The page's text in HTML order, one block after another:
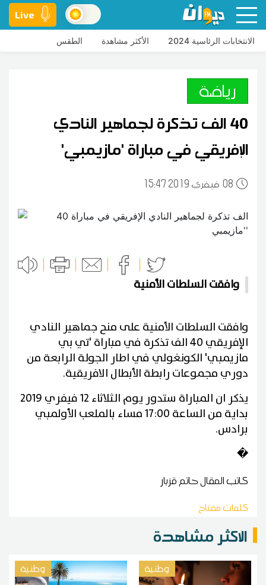
Live
الانتخابات الرئاسية 2024 الأكثر مشاهدة الطقس
رياضة
40 الف تذكرة لجماهير النادي
الإفريقي في مباراة 'مازيمبي'
08 15:47 2019 فيفري
وافقت السلطات الأمنية
وافقت السلطات الأمنية على منح جماهير النادي
الإفريقي 40 الف تذكرة في مباراة 'تي بي
مازيمبي' الكونغولي في اطار الجولة الرابعة من
دوري مجموعات رابطة الأبطال الافريقية.
يذكر ان المباراة ستدور يوم الثلاثاء 12 فيفري 2019
بداية من الساعة 17:00 مساء بالملعب الأولمبي
برادس.
�
كاتب المقالحاتم قزبار
كلمات مفتاح
الاكثر مشاهدة
وطنية وطنية